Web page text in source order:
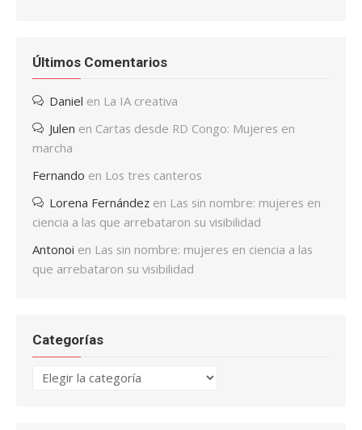
Últimos Comentarios
Daniel en La IA creativa
Julen en Cartas desde RD Congo: Mujeres en
marcha
Fernando en Los tres canteros
Lorena Fernández en Las sin nombre: mujeres en
ciencia a las que arrebataron su visibilidad
Antonoi en Las sin nombre: mujeres en ciencia a las
que arrebataron su visibilidad
Categorías
Categorías